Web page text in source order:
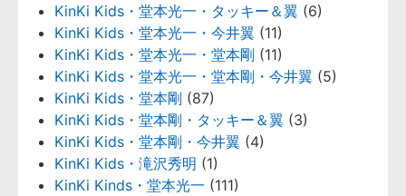
KinKi Kids・堂本光一・タッキー＆翼 (6)
KinKi Kids・堂本光一・今井翼 (11)
KinKi Kids・堂本光一・堂本剛 (11)
KinKi Kids・堂本光一・堂本剛・今井翼 (5)
KinKi Kids・堂本剛 (87)
KinKi Kids・堂本剛・タッキー＆翼 (3)
KinKi Kids・堂本剛・今井翼 (4)
KinKi Kids・滝沢秀明 (1)
KinKi Kinds・堂本光一 (111)